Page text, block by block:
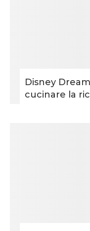
Disney
cucinare la